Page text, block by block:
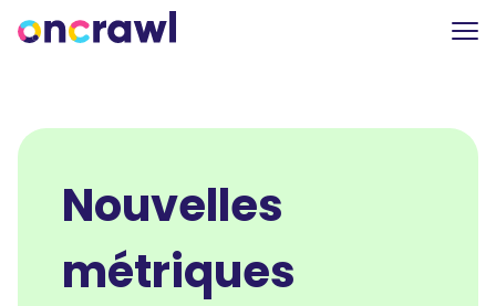
Nouvelles
métriques